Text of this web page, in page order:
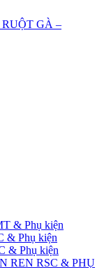
& Phụ kiện
& Phụ kiện
& Phụ kiện
REN RSC & PHỤ